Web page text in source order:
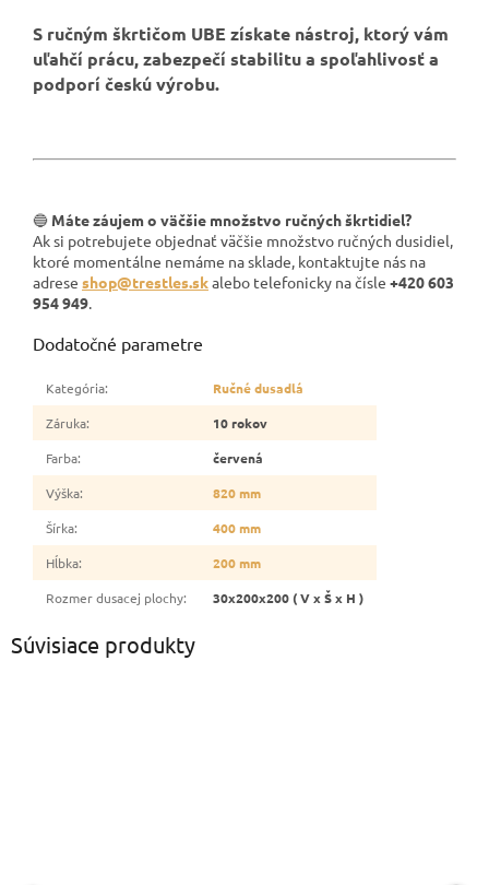
S ručným škrtičom UBE získate nástroj, ktorý vám
uľahčí prácu, zabezpečí stabilitu a spoľahlivosť a
podporí českú výrobu.
🔵 Máte záujem o väčšie množstvo ručných škrtidiel?
Ak si potrebujete objednať väčšie množstvo ručných dusidiel,
ktoré momentálne nemáme na sklade, kontaktujte nás na
adrese shop@trestles.skalebo telefonicky na čísle +420 603
954 949
Dodatočné parametre
Kategória:
Ručné dusadlá
Záruka:
10 rokov
Farba:
červená
Výška:
820 mm
Šírka:
400 mm
Hĺbka:
200 mm
Rozmer dusacej plochy: 30x200x200 ( V x Š x H )
Súvisiace produkty